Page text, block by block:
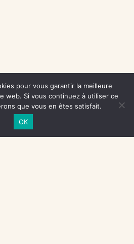
pour vous garantir la meilleure
web. Si vous continuez à utiliser ce
que vous en êtes satisfait.
OK